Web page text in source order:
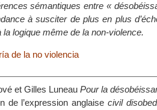
sémantiques entre «
à susciter de plus en plus
la logique même de la non-violence.
de la no violencia
et Gilles Luneau Pour la
de l’expression anglaise civil